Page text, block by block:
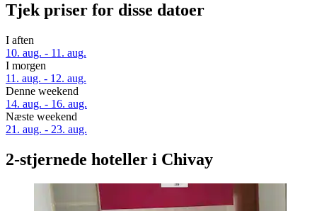
Tjek priser for disse datoer
I aften
10. aug. - 11. aug.
I morgen
11. aug. - 12. aug.
Denne weekend
14. aug. - 16. aug.
Næste weekend
21. aug. - 23. aug.
2-stjernede hoteller i Chivay